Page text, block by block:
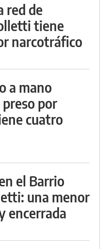
red de
tiene
narcotráfico
a mano
por
cuatro
el Barrio
una menor
encerrada